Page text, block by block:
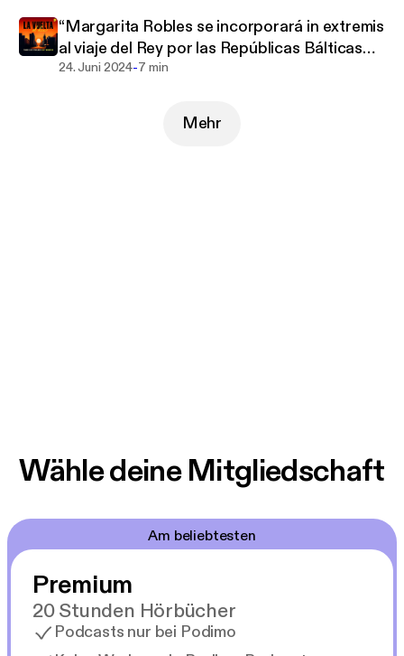
“Margarita Robles se incorporará in extremis
al viaje del Rey por las Repúblicas Bálticas
para no dejarlo solo”
24. Juni 2024-7 min
Mehr
Wähle deine Mitgliedschaft
Am beliebtesten
Premium
20 Stunden Hörbücher
Podcasts nur bei Podimo